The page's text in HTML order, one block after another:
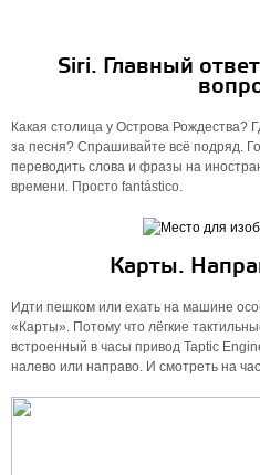
Siri. Главный
Какая столица у Острова Рождества?
за песня? Спрашивайте всё подряд.
переводить слова и фразы на
времени. Просто fantástico.
Карты.
Идти пешком или ехать на машине
«Карты». Потому что лёгкие
встроенный в часы привод Taptic
налево или направо. И смотреть на